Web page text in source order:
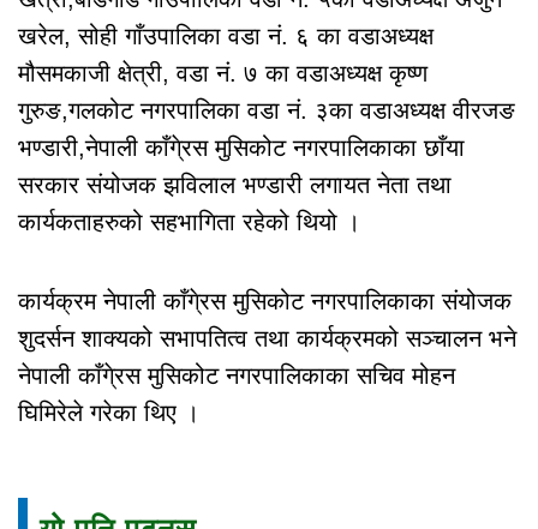
खरेल, सोही गाँउपालिका वडा नं. ६ का वडाअध्यक्ष
मौसमकाजी क्षेत्री, वडा नं. ७ का वडाअध्यक्ष कृष्ण
गुरुङ,गलकोट नगरपालिका वडा नं. ३का वडाअध्यक्ष वीरजङ
भण्डारी,नेपाली काँगे्रस मुसिकोट नगरपालिकाका छाँया
सरकार संयोजक झविलाल भण्डारी लगायत नेता तथा
कार्यकताहरुको सहभागिता रहेको थियो ।
कार्यक्रम नेपाली काँगे्रस मुसिकोट नगरपालिकाका संयोजक
शुदर्सन शाक्यको सभापतित्व तथा कार्यक्रमको सञ्चालन भने
नेपाली काँगे्रस मुसिकोट नगरपालिकाका सचिव मोहन
घिमिरेले गरेका थिए ।